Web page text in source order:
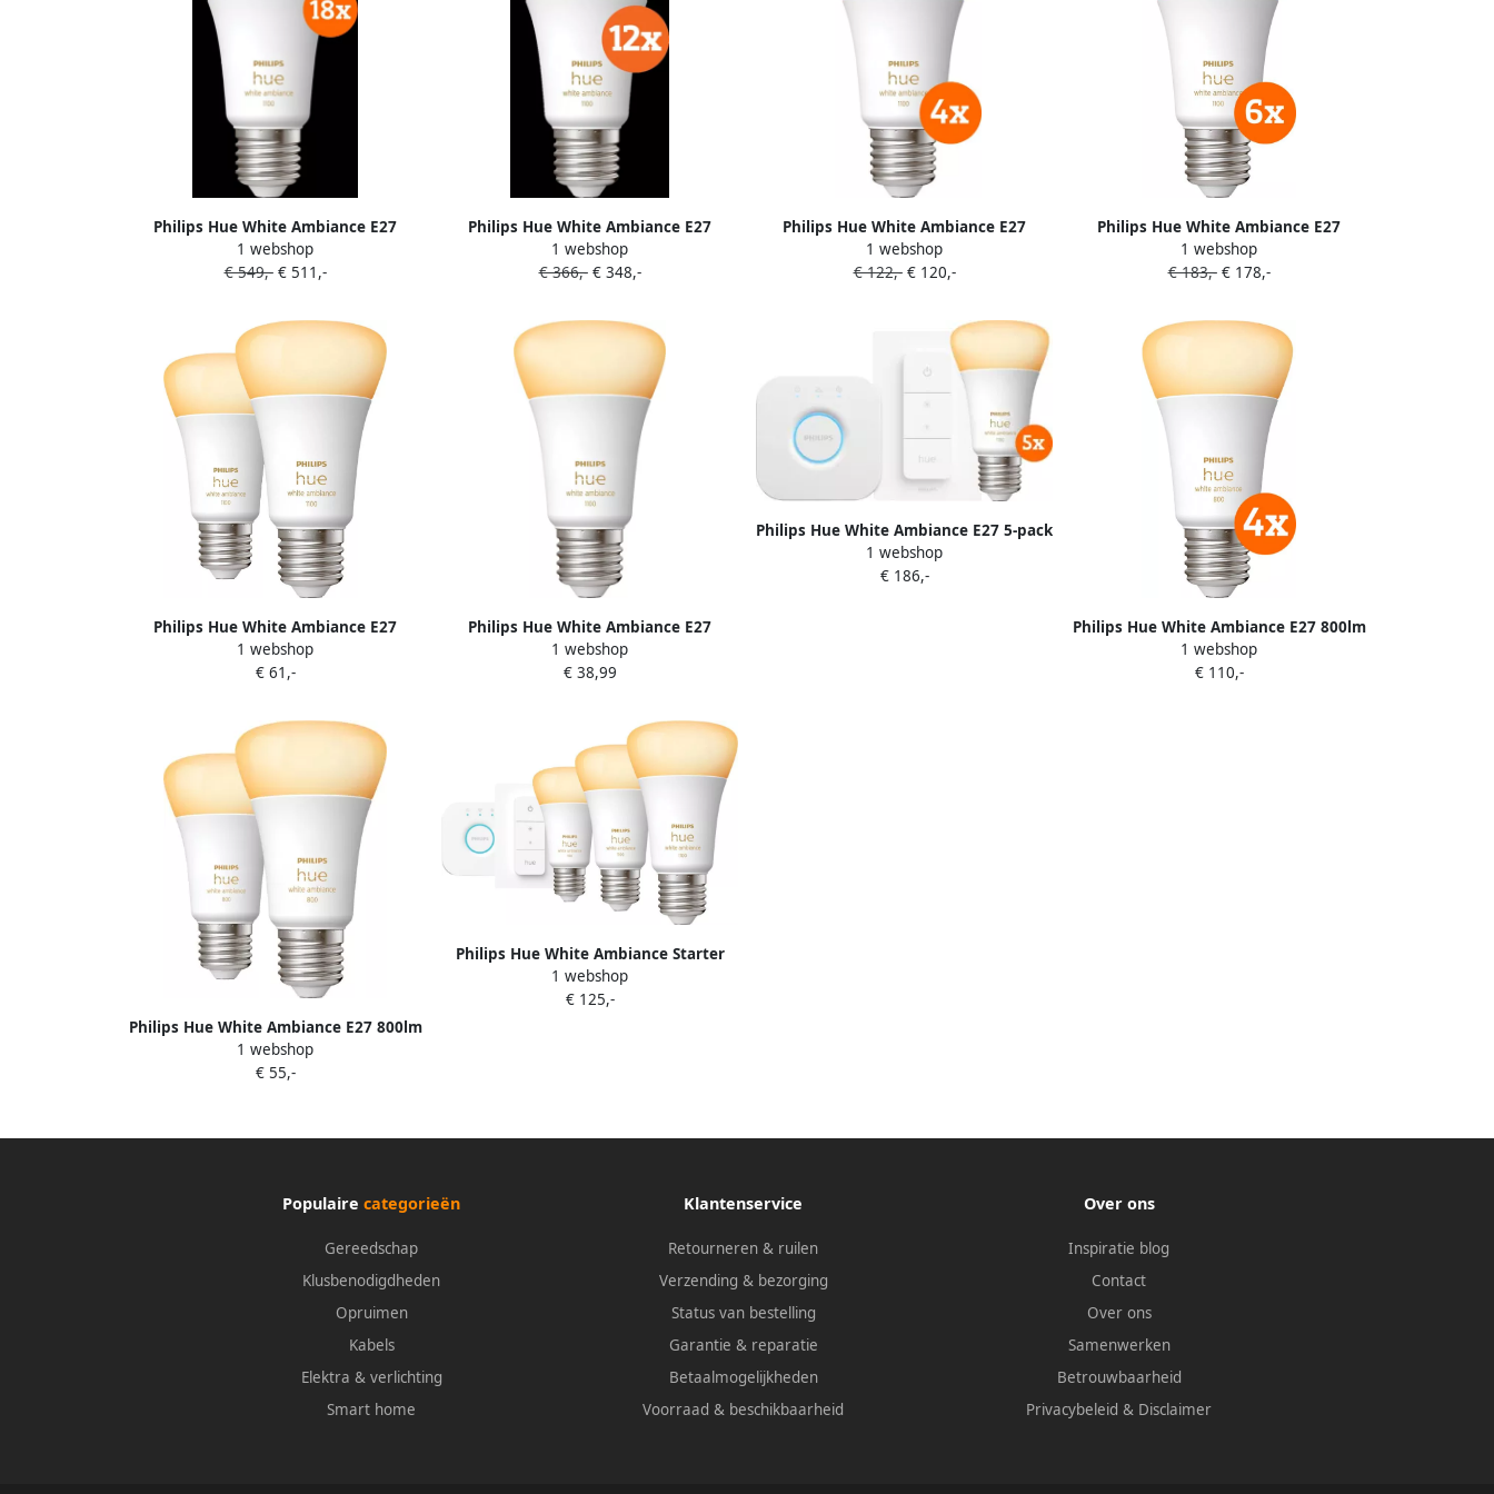
Philips Hue White Ambiance E27
1100lm 18-pack
1 webshop
€ 549,-€ 511,-
Philips Hue White Ambiance E27
1100lm 12-pack
1 webshop
€ 366,-€ 348,-
Philips Hue White Ambiance E27
1100lm 4-pack
1 webshop
€ 122,-€ 120,-
Philips Hue White Ambiance E27
1100lm 6-pack
1 webshop
€ 183,-€ 178,-
Philips Hue White Ambiance E27
1100lm Duo pack
1 webshop
€ 61,-
Philips Hue White Ambiance E27
1100lm Losse lamp
1 webshop
€ 38,99
Philips Hue White Ambiance E27 5-pack
+ dimmer + bridge
1 webshop
€ 186,-
Philips Hue White Ambiance E27 800lm
4-pack
1 webshop
€ 110,-
Philips Hue White Ambiance E27 800lm
Duo pack
1 webshop
€ 55,-
Philips Hue White Ambiance Starter
Pack E27 met 3 lampen dimmer +
Bridge
1 webshop
€ 125,-
Populaire categorieën
Gereedschap
Klusbenodigdheden
Opruimen
Kabels
Elektra & verlichting
Smart home
Klantenservice
Retourneren & ruilen
Verzending & bezorging
Status van bestelling
Garantie & reparatie
Betaalmogelijkheden
Voorraad & beschikbaarheid
Over ons
Inspiratie blog
Contact
Over ons
Samenwerken
Betrouwbaarheid
Privacybeleid & Disclaimer